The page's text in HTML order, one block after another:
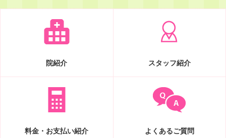
院紹介 スタッフ紹介
料金・お支払い紹介 よくあるご質問